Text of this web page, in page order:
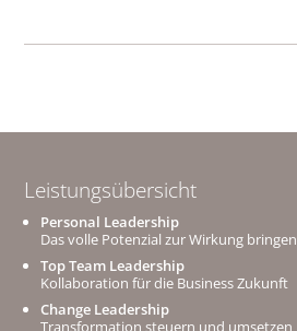
Leistungsübersicht
Personal Leadership
Das volle Potenzial zur Wirkung bringen
Top Team Leadership
Kollaboration für die Business Zukunft
Change Leadership
Transformation steuern und umsetzen